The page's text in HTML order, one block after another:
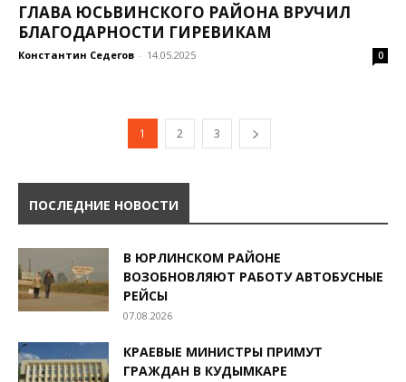
ГЛАВА ЮСЬВИНСКОГО РАЙОНА ВРУЧИЛ
БЛАГОДАРНОСТИ ГИРЕВИКАМ
Константин Седегов - 14.05.2025 0
1 2 3
ПОСЛЕДНИЕ НОВОСТИ
В ЮРЛИНСКОМ РАЙОНЕ
ВОЗОБНОВЛЯЮТ РАБОТУ АВТОБУСНЫЕ
РЕЙСЫ
07.08.2026
КРАЕВЫЕ МИНИСТРЫ ПРИМУТ
ГРАЖДАН В КУДЫМКАРЕ